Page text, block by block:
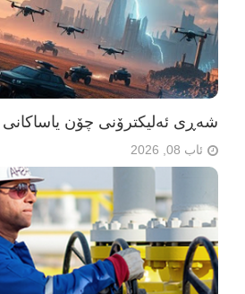
شەڕی ئەلیکترۆنی چۆن
ئاب 08, 2026